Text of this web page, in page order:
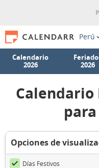
Perú
Calendario
2026
2026
Calendario
Opciones de
Días Festivos